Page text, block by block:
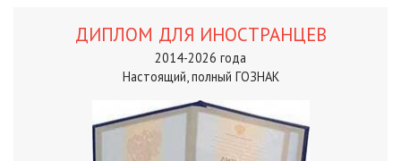
ДИПЛОМ ДЛЯ ИНОСТРАНЦЕВ
2014-2026 года
Настоящий, полный ГОЗНАК